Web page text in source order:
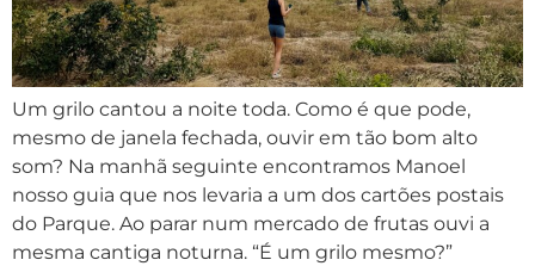
Um grilo cantou a noite toda. Como é que pode,
mesmo de janela fechada, ouvir em tão bom alto
som? Na manhã seguinte encontramos Manoel
nosso guia que nos levaria a um dos cartões postais
do Parque. Ao parar num mercado de frutas ouvi a
mesma cantiga noturna. “É um grilo mesmo?”